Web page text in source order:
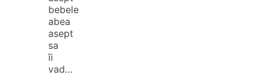
bebele
abea
asept
sa
îi
vad…